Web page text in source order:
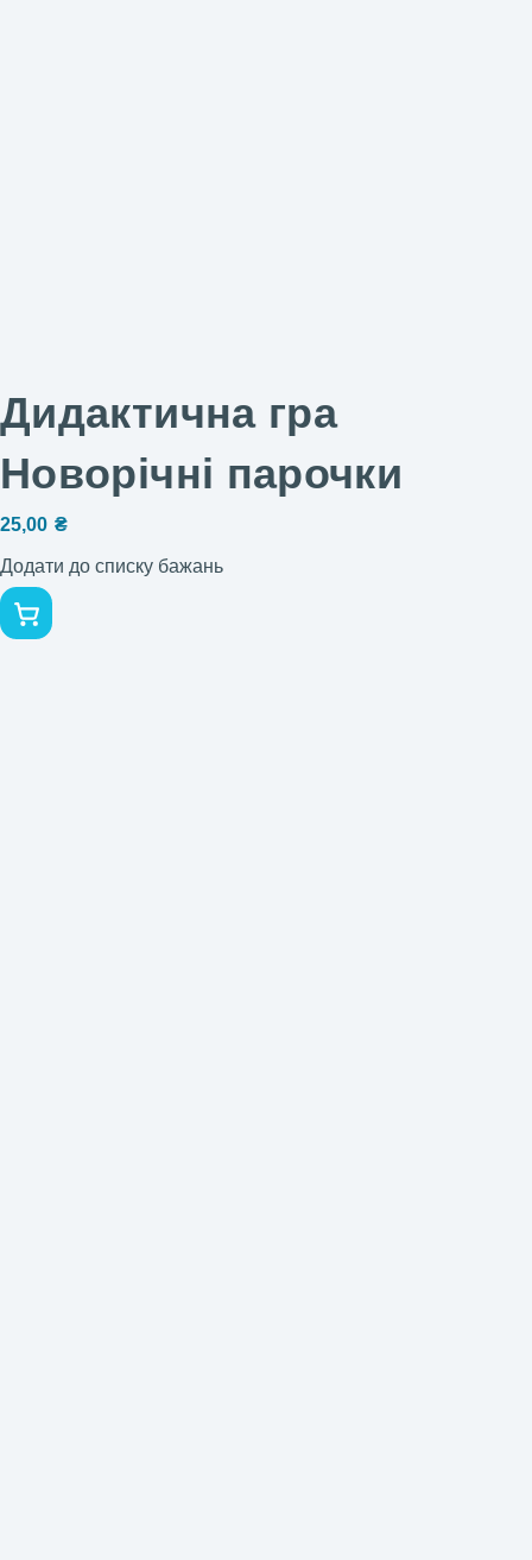
Дидактична гра
Новорічні парочки
25,00 ₴
Додати до списку бажань